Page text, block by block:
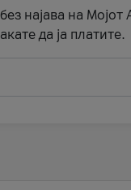
најава на
да ја платите.